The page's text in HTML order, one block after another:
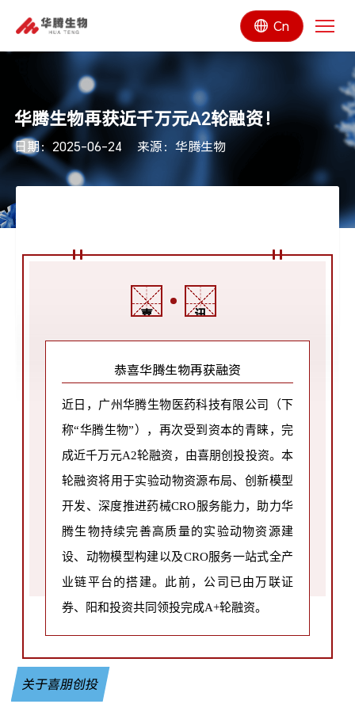
Cn
华腾生物再获近千万元A2轮融资！
日期：2025-06-24 来源：华腾生物
喜 讯
恭喜华腾生物再获融资
近日 ，广州华腾生物医药科技有限公司（下
称“华腾生物”）
，再次受到资本的青睐，完
成近千万元A2轮融资，由喜朋创投投资。本
轮融资将用于实验动物资源布局、创新模型
开发、深度推进药械CRO服务能力，助力华
腾生物持续完善高质量的实验动物资源建
设、动物模型构建以及CRO服务一站式全产
业链平台的搭建。 此前，公司已由万联证
券、阳和投资共同领投完成A+轮融资。
关于喜朋创投